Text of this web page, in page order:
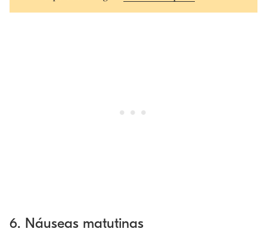
6. Náuseas matutinas